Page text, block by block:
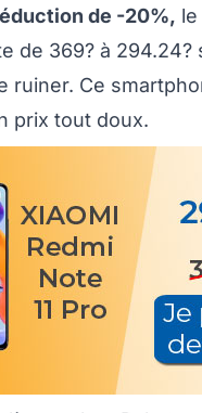
de -20%, le
de 369? à
ruiner. Ce
prix tout doux.